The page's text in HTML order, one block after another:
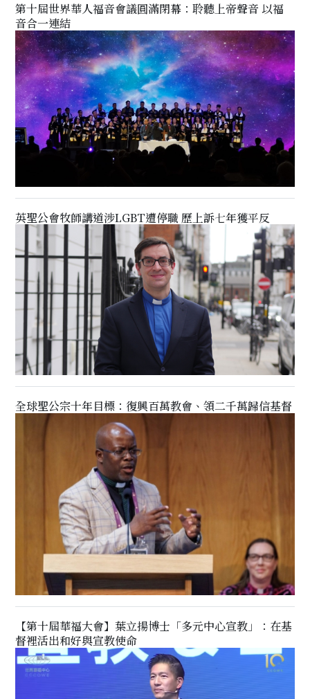
第十屆世界華人福音會議圓滿閉幕：聆聽上帝聲音 以福
音合一連結
英聖公會牧師講道涉LGBT遭停職 歷上訴七年獲平反
全球聖公宗十年目標：復興百萬教會、領二千萬歸信基督
【第十屆華福大會】葉立揚博士「多元中心宣教」：在基
督裡活出和好與宣教使命